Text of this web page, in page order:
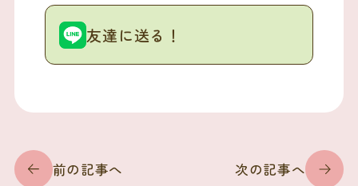
友達に送る！
前の記事へ 次の記事へ